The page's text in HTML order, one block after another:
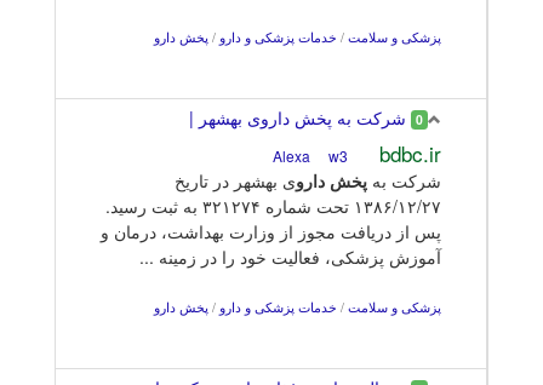
پزشکی و سلامت / خدمات پزشکی و دارو / پخش دارو
0 شرکت به پخش داروی بهشهر |
bdbc.ir
w3
شرکت به پخش داروی بهشهر در تاریخ
۱۳۸۶/۱۲/۲۷ تحت شماره ۳۲۱۲۷۴ به ثبت رسید.
پس از دریافت مجوز از وزارت بهداشت، درمان و
آموزش پزشکی، فعالیت خود را در زمینه ...
پزشکی و سلامت / خدمات پزشکی و دارو / پخش دارو